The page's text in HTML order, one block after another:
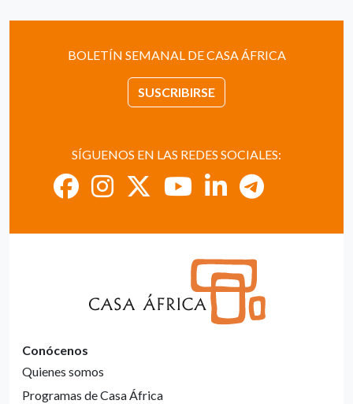
BOLETÍN SEMANAL DE CASA ÁFRICA
SUSCRIBIRSE
SÍGUENOS EN LAS REDES SOCIALES:
Conócenos
Quienes somos
Programas de Casa África